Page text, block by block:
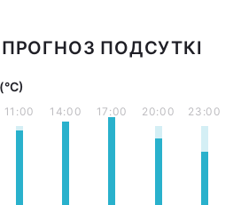
ПОДСУТКІ
11:00 14:00 17:00 20:00 23:00